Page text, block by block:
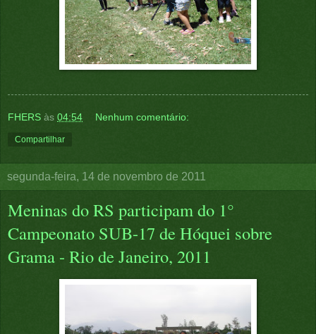
FHERS às 04:54 Nenhum comentário:
Compartilhar
segunda-feira, 14 de novembro de 2011
Meninas do RS participam do 1°
Campeonato SUB-17 de Hóquei sobre
Grama - Rio de Janeiro, 2011